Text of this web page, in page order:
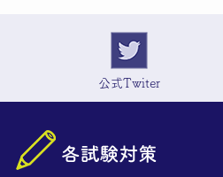
公式Twiter